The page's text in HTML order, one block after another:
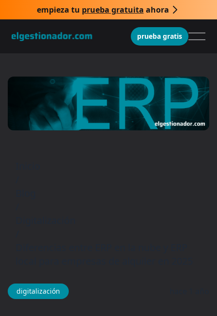
empieza tu prueba gratuita ahora
prueba gratis
digitalización